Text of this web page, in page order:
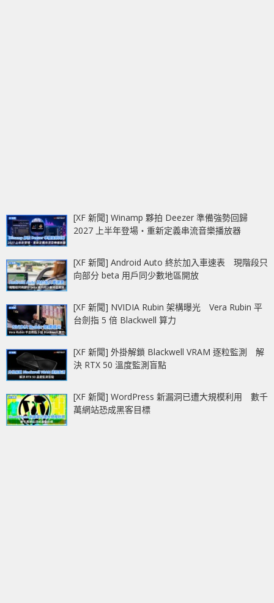
[XF 新聞] Winamp 夥拍 Deezer 準備強勢回歸
2027 上半年登場‧重新定義串流音樂播放器
[XF 新聞] Android Auto 終於加入車速表 現階段只
向部分 beta 用戶同少數地區開放
[XF 新聞] NVIDIA Rubin 架構曝光 Vera Rubin 平
台劍指 5 倍 Blackwell 算力
[XF 新聞] 外掛解鎖 Blackwell VRAM 逐粒監測 解
決 RTX 50 溫度監測盲點
[XF 新聞] WordPress 新漏洞已遭大規模利用 數千
萬網站恐成黑客目標